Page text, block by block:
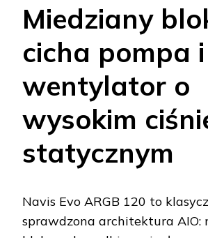
Miedziany
cicha pompa i
wentylator o
wysokim
statycznym
Navis Evo ARGB 120 to
sprawdzona architektura AIO: